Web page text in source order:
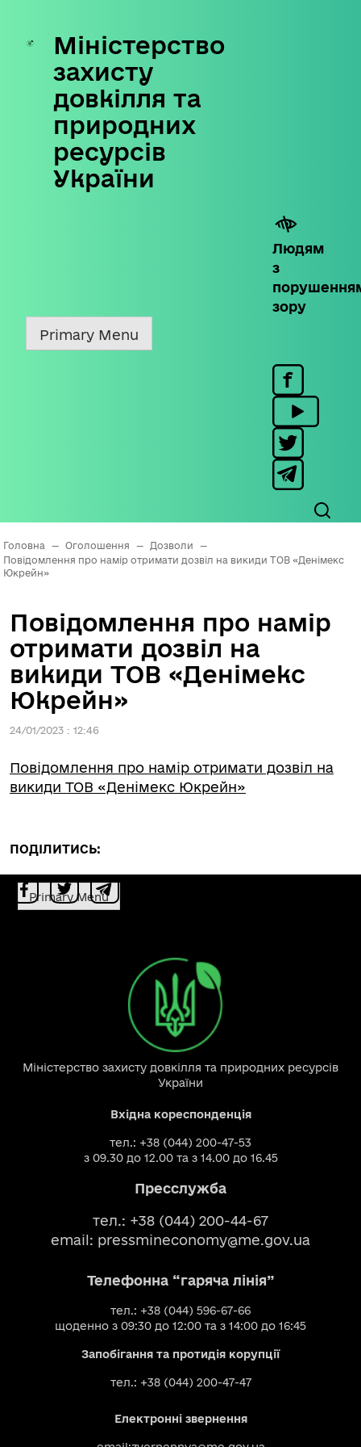
Skip
content
Міністерство
захисту
довкілля та
природних
ресурсів
України
Людям
з
зору
Primary Menu
Головна — Оголошення — Дозволи
—
Повідомлення про намір отримати дозвіл на викиди ТОВ «Денімекс
Юкрейн»
Повідомлення про намір
отримати дозвіл на
викиди ТОВ «Денімекс
Юкрейн»
24/01/2023 : 12:46
Повідомлення про намір отримати дозвіл на
викиди ТОВ «Денімекс Юкрейн»
ПОДІЛИТИСЬ:
Primary Menu
Міністерство захисту довкілля та природних ресурсів
України
Вхідна кореспонденція
тел.: +38 (044) 200-47-53
з 09.30 до 12.00 та з 14.00 до 16.45
Пресслужба
тел.: +38 (044) 200-44-67
email: pressmineconomy@me.gov.ua
Телефонна “гаряча лінія”
тел.: +38 (044) 596-67-66
щоденно з 09:30 до 12:00 та з 14:00 до 16:45
Запобігання та протидія корупції
тел.: +38 (044) 200-47-47
Електронні звернення